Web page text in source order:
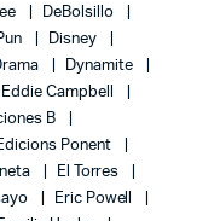
DeBolsillo
Disney
Dynamite
Eddie Campbell
B
Ponent
El Torres
Eric Powell